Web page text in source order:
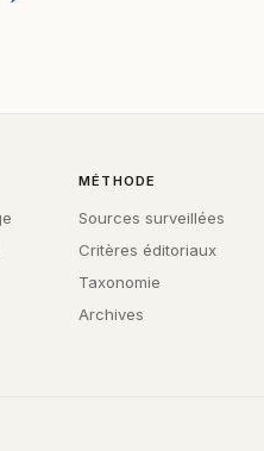
MÉTHODE
Sources surveillées
Critères éditoriaux
Taxonomie
Archives